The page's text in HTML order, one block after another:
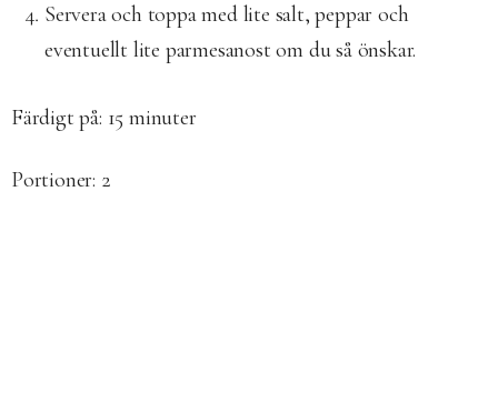
Servera och toppa med lite salt, peppar och
eventuellt lite parmesanost om du så önskar.
Färdigt på: 15 minuter
Portioner: 2